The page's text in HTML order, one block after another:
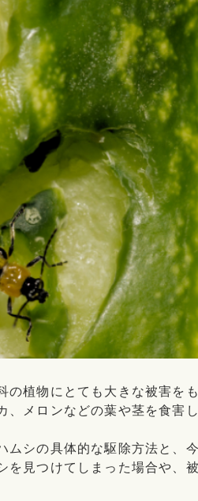
の植物にとても大きな被害を
、メロンなどの葉や茎を食害
ムシの具体的な駆除方法と、
を見つけてしまった場合や、